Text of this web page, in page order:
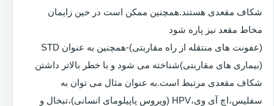
شکاف مقعدی هستند.همچنین ممکن است در حین زایمان
مخاط مقعد نیز پاره شود
(عفونت های منتقله از راه مقاربتی)-همچنین به عنوان STD
(بیماری های مقاربتی)شناخته می شود و با خطر بالاتر داشتن
شکاف مقعدی مرتبط است.به عنوان مثال می توان به
سفلیس،اچ آی وی،HPV (ویروس پاپیلومای انسانی)،تبخال و